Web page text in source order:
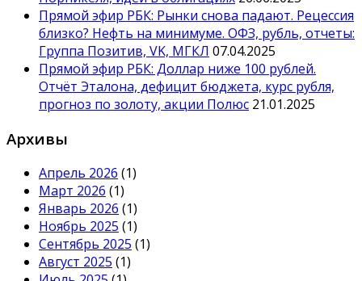
Прямой эфир РБК: Рынки снова падают. Рецессия
близко? Нефть на минимуме. ОФЗ, рубль, отчеты:
Группа Позитив, VK, МГКЛ 07.04.2025
Прямой эфир РБК: Доллар ниже 100 рублей.
Отчёт Эталона, дефицит бюджета, курс рубля,
прогноз по золоту, акции Полюс 21.01.2025
Архивы
Апрель 2026 (1)
Март 2026 (1)
Январь 2026 (1)
Ноябрь 2025 (1)
Сентябрь 2025 (1)
Август 2025 (1)